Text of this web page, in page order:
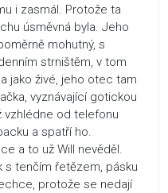
i zasmál. Protože ta
úsměvná byla. Jeho
mohutný, s
strništěm, v tom
jako živé, jeho otec tam
vyznávající gotickou
vzhlédne od telefonu
a spatří ho.
a to už Will nevěděl.
s tenčím řetězem, pásku
protože se nedají